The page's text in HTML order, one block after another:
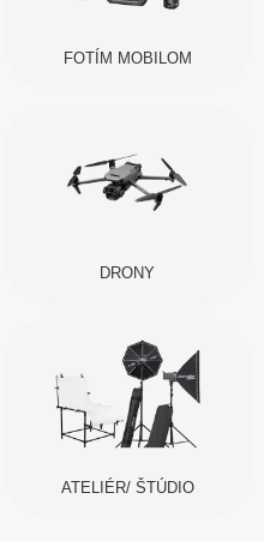
FOTÍM MOBILOM
DRONY
ATELIÉR/ ŠTÚDIO